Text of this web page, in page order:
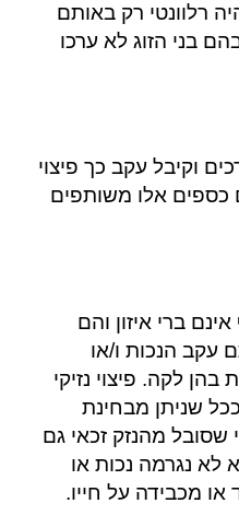
רלוונטי רק באותם
בני הזוג לא ערכו
וקיבל עקב כך פיצוי
אלו משותפים
אינם ברי איזון והם
עקב הנכות ו/או
בהן לקה. פיצוי נזיקי
שניתן מבחינת
שסובל מהנזק זכאי גם
לא נגרמה נכות או
מכבידה על חייו.